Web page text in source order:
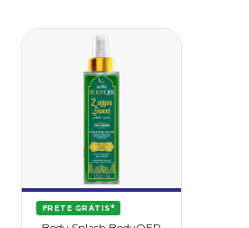
FRETE GRÁTIS*